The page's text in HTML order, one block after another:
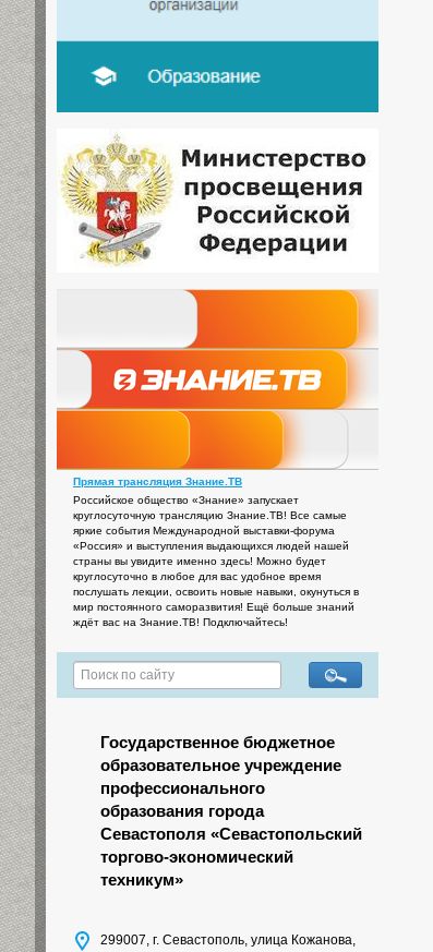
Прямая трансляция Знание.ТВ
Российское общество «Знание» запускает
круглосуточную трансляцию Знание.ТВ! Все самые
яркие события Международной выставки-форума
«Россия» и выступления выдающихся людей нашей
страны вы увидите именно здесь! Можно будет
круглосуточно в любое для вас удобное время
послушать лекции, освоить новые навыки, окунуться в
мир постоянного саморазвития! Ещё больше знаний
ждёт вас на Знание.ТВ! Подключайтесь!
Государственное бюджетное
образовательное учреждение
профессионального
образования города
Севастополя «Севастопольский
торгово-экономический
техникум»
299007, г. Севастополь, улица Кожанова,